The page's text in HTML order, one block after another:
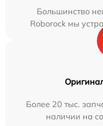
Большинство
Roborock мы
Более 20 тыс.
наличии на